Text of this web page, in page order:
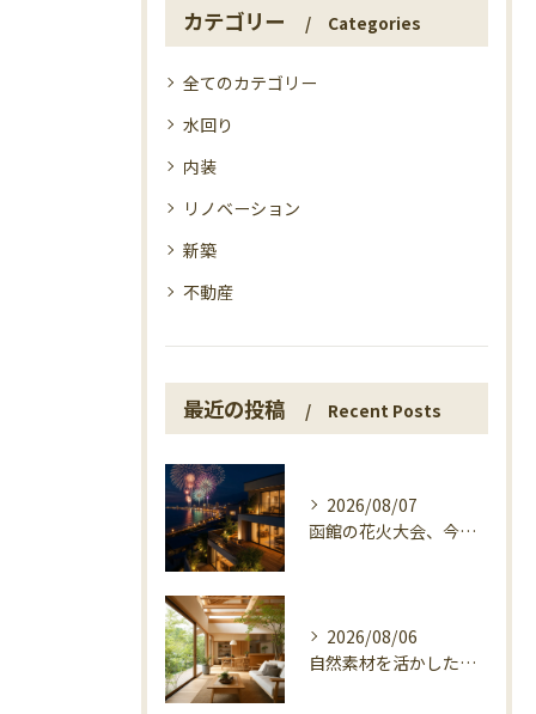
カテゴリー Categories
全てのカテゴリー
水回り
内装
リノベーション
新築
不動産
最近の投稿 Recent Posts
2026/08/07
函館の花火大会、今日の開催確認と湯の川の夜
2026/08/06
自然素材を活かした家づくり、マエタ木材の目線